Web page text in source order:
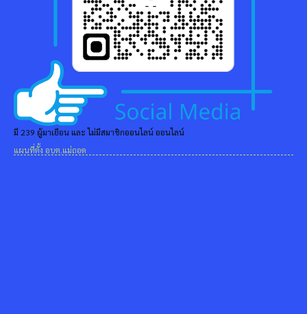
มี 239 ผู้มาเยือน และ ไม่มีสมาชิกออนไลน์ ออนไลน์
แผนที่ตั้ง อบต.แม่ถอด